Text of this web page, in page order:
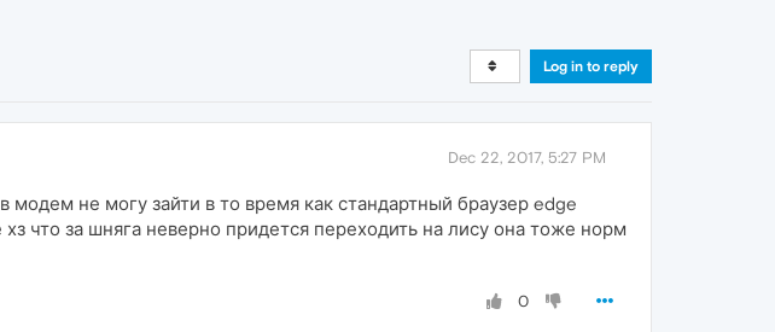
Log in to reply
Dec 22, 2017, 5:27 PM
не могу зайти в то время как стандартный браузер edge
что за шняга неверно придется переходить на лису она тоже норм
0